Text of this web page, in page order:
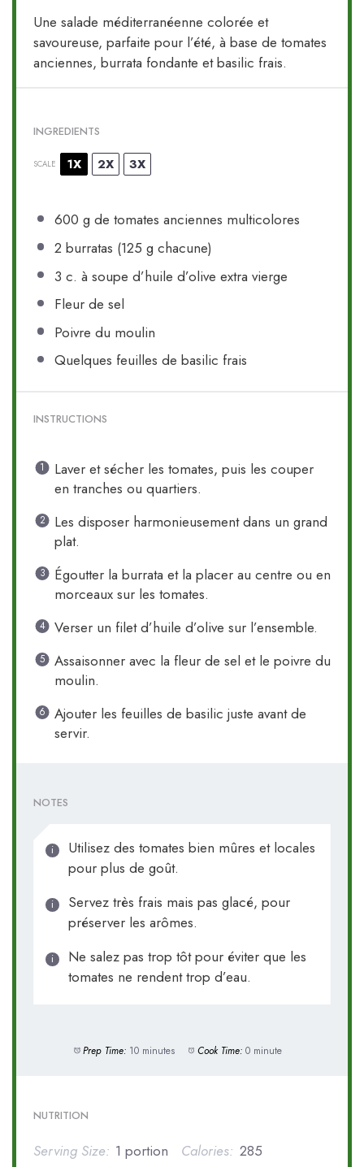
Une salade méditerranéenne colorée et
savoureuse, parfaite pour l’été, à base de tomates
anciennes, burrata fondante et basilic frais.
INGREDIENTS
SCALE 1X 2X 3X
600 g de tomates anciennes multicolores
2 burratas (125 g chacune)
3 c. à soupe d’huile d’olive extra vierge
Fleur de sel
Poivre du moulin
Quelques feuilles de basilic frais
INSTRUCTIONS
Laver et sécher les tomates, puis les couper
en tranches ou quartiers.
Les disposer harmonieusement dans un grand
plat.
Égoutter la burrata et la placer au centre ou en
morceaux sur les tomates.
Verser un filet d’huile d’olive sur l’ensemble.
Assaisonner avec la fleur de sel et le poivre du
moulin.
Ajouter les feuilles de basilic juste avant de
servir.
NOTES
Utilisez des tomates bien mûres et locales
pour plus de goût.
Servez très frais mais pas glacé, pour
préserver les arômes.
Ne salez pas trop tôt pour éviter que les
tomates ne rendent trop d’eau.
Prep Time: 10 minutes Cook Time: 0 minute
NUTRITION
Serving Size: 1 portion Calories: 285